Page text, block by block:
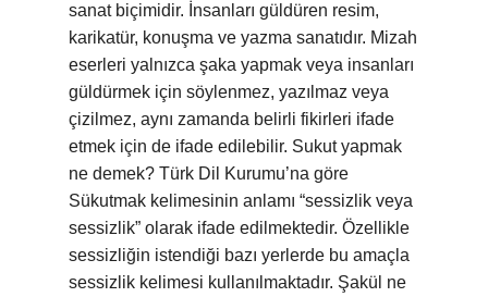
sanat biçimidir. İnsanları güldüren resim,
karikatür, konuşma ve yazma sanatıdır. Mizah
eserleri yalnızca şaka yapmak veya insanları
güldürmek için söylenmez, yazılmaz veya
çizilmez, aynı zamanda belirli fikirleri ifade
etmek için de ifade edilebilir. Sukut yapmak
ne demek? Türk Dil Kurumu’na göre
Sükutmak kelimesinin anlamı “sessizlik veya
sessizlik” olarak ifade edilmektedir. Özellikle
sessizliğin istendiği bazı yerlerde bu amaçla
sessizlik kelimesi kullanılmaktadır. Şakül ne